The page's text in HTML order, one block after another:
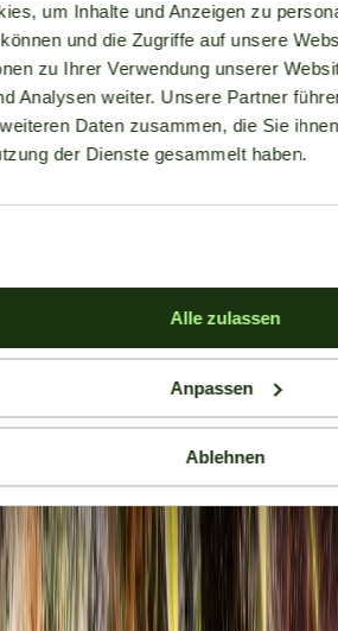
um Inhalte und Anzeigen zu
und die Zugriffe auf unsere
zu Ihrer Verwendung unserer
Analysen weiter. Unsere Partner
Daten zusammen, die Sie
der Dienste gesammelt haben.
Alle zulassen
Anpassen
Ablehnen